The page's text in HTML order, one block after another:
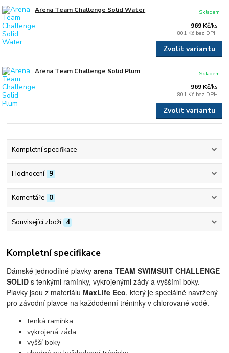
Arena Team Challenge Solid Water
969 Kč/ks
801 Kč bez DPH
Skladem
Zvolit variantu
Arena Team Challenge Solid Plum
969 Kč/ks
801 Kč bez DPH
Skladem
Zvolit variantu
Kompletní specifikace
Hodnocení 9
Komentáře 0
Související zboží 4
Kompletní specifikace
Dámské jednodílné plavkyarena TEAM SWIMSUIT CHALLENGE
SOLID s tenkými ramínky, vykrojenými zády a vyššími boky.
Plavky jsou z materiálu MaxLife Eco, který je speciálně navržený
pro závodní plavce na každodenní tréninky v chlorované vodě.
tenká ramínka
vykrojená záda
vyšší boky